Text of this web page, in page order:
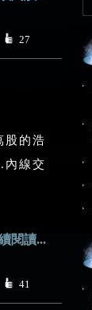
27
股的浩
內線交
閱讀...
41